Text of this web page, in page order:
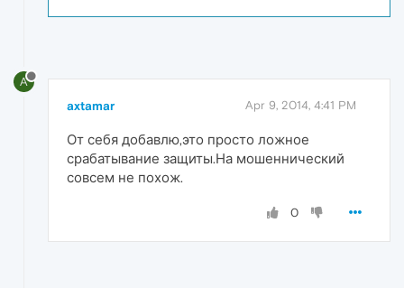
A
axtamar Apr 9, 2014, 4:41 PM
От себя добавлю,это просто ложное
срабатывание защиты.На мошеннический
совсем не похож.
0